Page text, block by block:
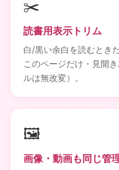
✂️
読書用表示トリム
白/黒い余白を読むとき
このページだけ・見開
ルは無改変）。
🖼️
画像・動画も同じ管